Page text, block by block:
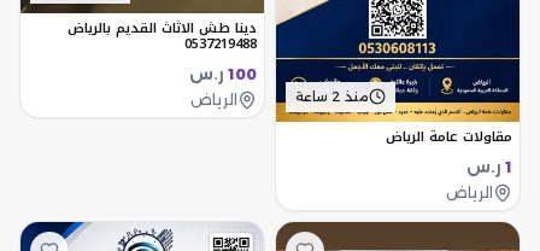
منذ 2 ساعة
مقاولات عامة الرياض
1 ر.س
الرياض
دينا طش الاثاث القديم بالرياض
0537219488
100 ر.س
الرياض